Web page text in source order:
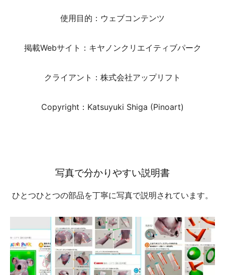
使用目的：ウェブコンテンツ
掲載Webサイト：キヤノンクリエイティブパーク
クライアント：株式会社アップリフト
Copyright：Katsuyuki Shiga (Pinoart)
写真で分かりやすい説明書
ひとつひとつの部品を丁寧に写真で説明されています。